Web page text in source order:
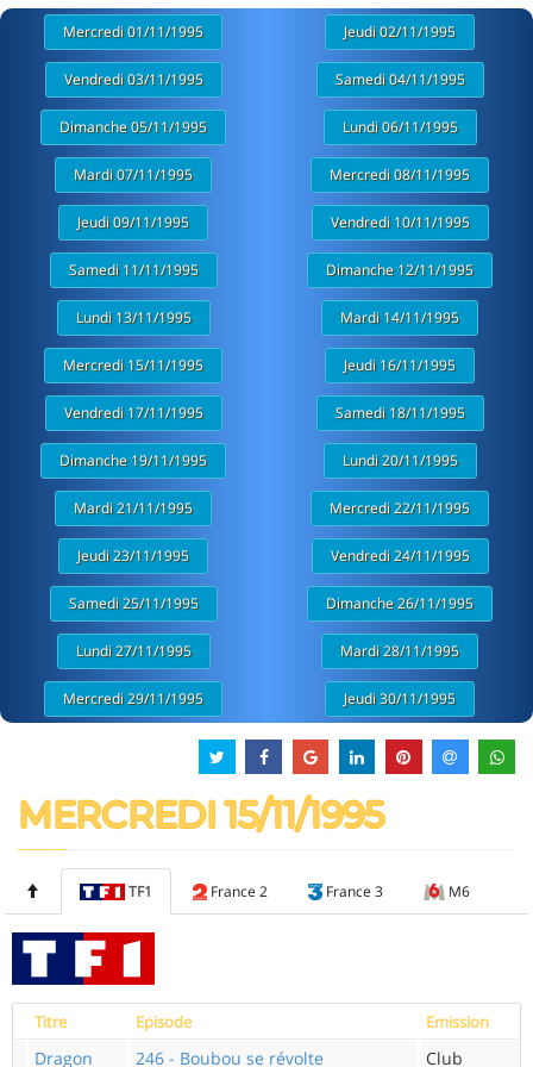
Mercredi 01/11/1995 Jeudi 02/11/1995
Vendredi 03/11/1995 Samedi 04/11/1995
Dimanche 05/11/1995 Lundi 06/11/1995
Mardi 07/11/1995 Mercredi 08/11/1995
Jeudi 09/11/1995 Vendredi 10/11/1995
Samedi 11/11/1995 Dimanche 12/11/1995
Lundi 13/11/1995 Mardi 14/11/1995
Mercredi 15/11/1995 Jeudi 16/11/1995
Vendredi 17/11/1995 Samedi 18/11/1995
Dimanche 19/11/1995 Lundi 20/11/1995
Mardi 21/11/1995 Mercredi 22/11/1995
Jeudi 23/11/1995 Vendredi 24/11/1995
Samedi 25/11/1995 Dimanche 26/11/1995
Lundi 27/11/1995 Mardi 28/11/1995
Mercredi 29/11/1995 Jeudi 30/11/1995
MERCREDI 15/11/1995
TF1 France 2 France 3 M6
Titre Episode Emission
Dragon 246 - Boubou se révolte Club